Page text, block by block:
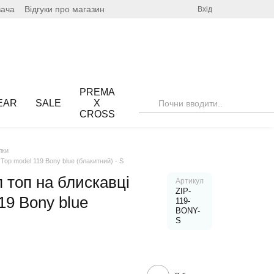
Відгуки про магазин Вхід
SALE
PREMA
X
CROSS
model 119 Bony blue (блакитний) - S
на блискавці
Bony blue
Артикул
ZIP-
119-
BONY-
S